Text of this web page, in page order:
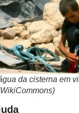
da cisterna em